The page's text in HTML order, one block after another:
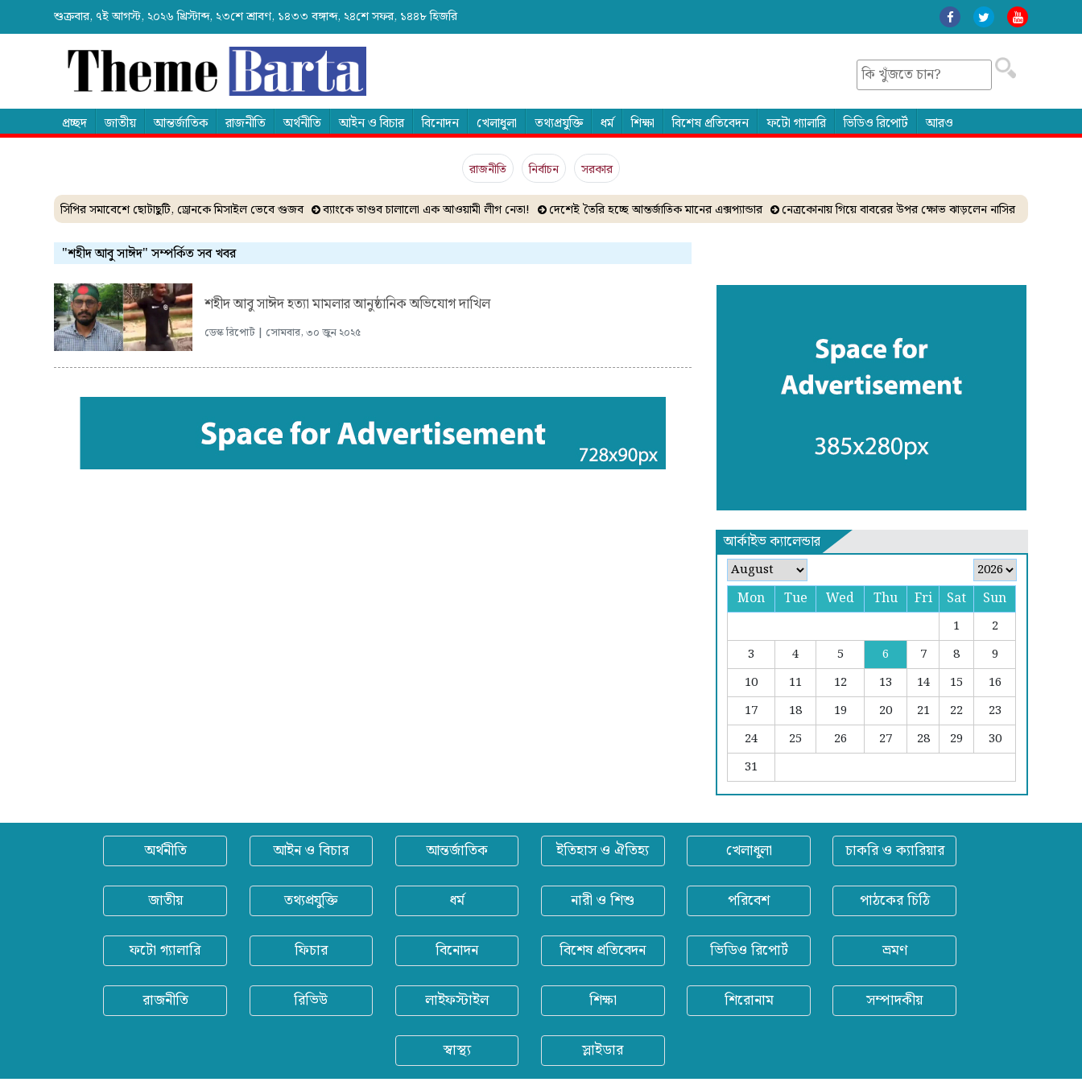
শুক্রবার, ৭ই আগস্ট, ২০২৬ খ্রিস্টাব্দ, ২৩শে শ্রাবণ, ১৪৩৩ বঙ্গাব্দ, ২৪শে সফর, ১৪৪৮ হিজরি
প্রচ্ছদ জাতীয় আন্তর্জাতিক রাজনীতি অর্থনীতি আইন ও বিচার বিনোদন খেলাধুলা তথ্যপ্রযুক্তি ধর্ম শিক্ষা বিশেষ প্রতিবেদন ফটো গ্যালারি ভিডিও রিপোর্ট আরও
রাজনীতি নির্বাচন সরকার
এনসিপির সমাবেশে ছোটাছুটি, ড্রোনকে মিসাইল ভেবে গুজব ব্যাংকে তাণ্ডব চালালো এক আওয়ামী লীগ নেতা! দেশেই তৈরি হচ্ছে আন্তর্জাতিক মানের এক্সপ্যান্ডার নেত্রকোনায় গিয়ে বাবরের উপর ক্ষোভ ঝাড়লেন নাসির ঐকমত্য
"শহীদ আবু সাঈদ" সম্পর্কিত সব খবর
শহীদ আবু সাঈদ হত্যা মামলার আনুষ্ঠানিক অভিযোগ দাখিল
ডেস্ক রিপোর্ট | সোমবার, ৩০ জুন ২০২৫
আর্কাইভ ক্যালেন্ডার
Mon Tue Wed Thu Fri Sat Sun
1
2
3
4 5 6 7 8
9
10
11 12 13 14 15
16
17
18 19 20 21 22
23
24
25 26 27 28 29
30
31
অর্থনীতি আইন ও বিচার আন্তর্জাতিক ইতিহাস ও ঐতিহ্য খেলাধুলা চাকরি ও ক্যারিয়ার
জাতীয় তথ্যপ্রযুক্তি ধর্ম নারী ও শিশু পরিবেশ পাঠকের চিঠি
ফটো গ্যালারি ফিচার বিনোদন বিশেষ প্রতিবেদন ভিডিও রিপোর্ট ভ্রমণ
রাজনীতি রিভিউ লাইফস্টাইল শিক্ষা শিরোনাম সম্পাদকীয়
স্বাস্থ্য স্লাইডার